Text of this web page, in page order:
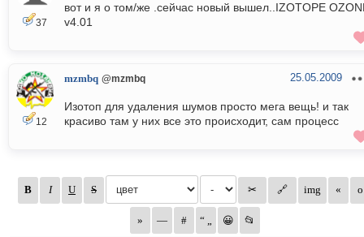
37
вот и я о том/же .сейчас новый вышел..IZOTOPE
v4.01
12
mzmbq @mzmbq 25.05.2009
Изотоп для удаления шумов просто мега вещь! и так
красиво там у них все это происходит, сам процесс